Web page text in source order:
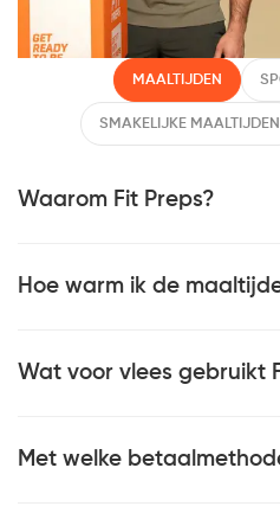
MAALTIJDEN
SMAKELIJKE MAALTIJDEN
Waarom Fit Preps?
Hoe warm ik de
Wat voor vlees gebruikt
Met welke